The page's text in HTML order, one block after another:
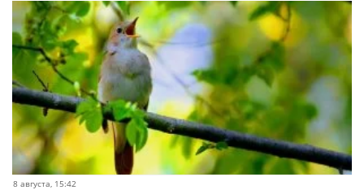
8 августа, 15:42